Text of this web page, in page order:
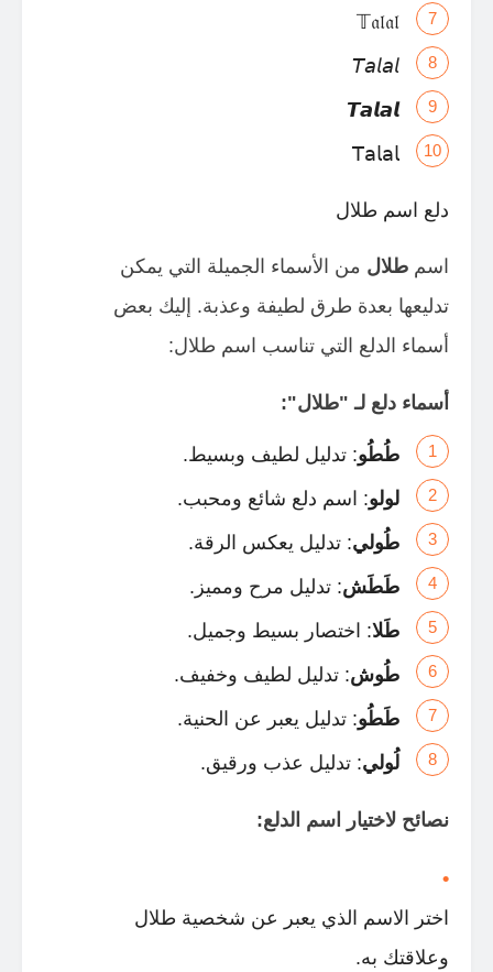
𝕋𝔞𝔩𝔞𝔩
𝘛𝘢𝘭𝘢𝘭
𝙏𝙖𝙡𝙖𝙡
𝖳𝖺𝗅𝖺𝗅
دلع اسم طلال
اسم طلال من الأسماء الجميلة التي يمكن
تدليعها بعدة طرق لطيفة وعذبة. إليك بعض
أسماء الدلع التي تناسب اسم طلال:
أسماء دلع لـ "طلال":
طُطُو: تدليل لطيف وبسيط.
لولو: اسم دلع شائع ومحبب.
طُولي: تدليل يعكس الرقة.
طَطَش: تدليل مرح ومميز.
طَلا: اختصار بسيط وجميل.
طُوش: تدليل لطيف وخفيف.
طَطُو: تدليل يعبر عن الحنية.
لُولي: تدليل عذب ورقيق.
نصائح لاختيار اسم الدلع:
اختر الاسم الذي يعبر عن شخصية طلال
وعلاقتك به.